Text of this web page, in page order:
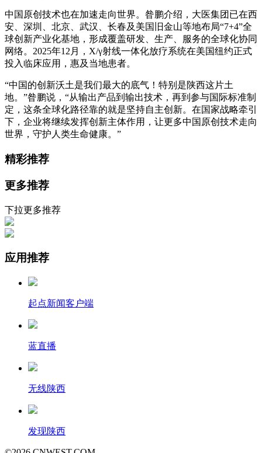
中国原创技术也在加速走向世界。昝鹏介绍，大医集团已在西
安、深圳、北京、武汉、长春及美国旧金山等地布局“7+4”全
球创新产业化基地，形成覆盖研发、生产、服务的全球化协同
网络。2025年12月，X/γ射线一体化放疗系统在美国纽约正式
投入临床应用，惠及当地患者。
“中国的创新沃土是我们最大的底气！特别是陕西这片土
地。”昝鹏说，“从输出产品到输出技术，再到参与国际标准制
定，这条全球化路径靠的就是坚持自主创新。在国家战略牵引
下，企业将继续发挥创新主体作用，让更多中国原创技术走向
世界，守护人类生命健康。”
精彩推荐
更多推荐
下拉更多推荐
应用推荐
起点新闻客户端
蓝直播
无线陕西
发现陕西